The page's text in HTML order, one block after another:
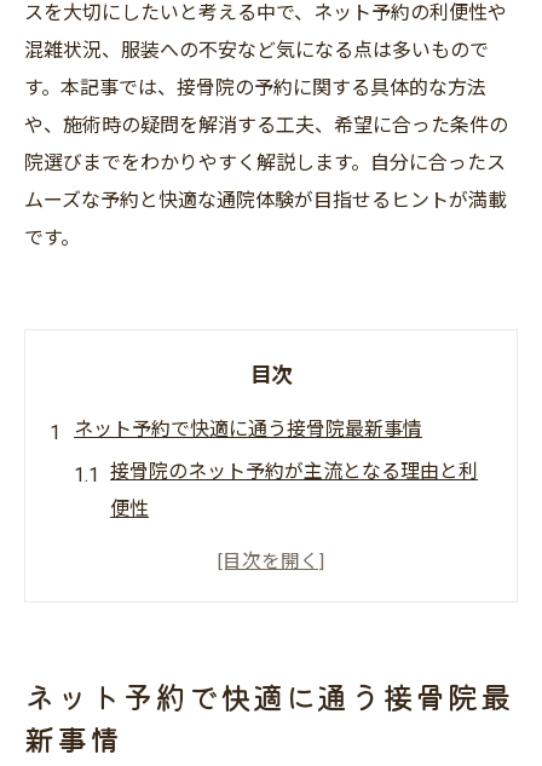
スを大切にしたいと考える中で、ネット予約の利便性や
混雑状況、服装への不安など気になる点は多いもので
す。本記事では、接骨院の予約に関する具体的な方法
や、施術時の疑問を解消する工夫、希望に合った条件の
院選びまでをわかりやすく解説します。自分に合ったス
ムーズな予約と快適な通院体験が目指せるヒントが満載
です。
目次
ネット予約で快適に通う接骨院最新事情
接骨院のネット予約が主流となる理由と利
便性
ネット予約で接骨院の混雑回避ができる仕
接骨院予約の操作方法と注意点を解説
口コミで選ぶ接骨院ネット予約の安心ポイ
ネット予約で快適に通う接骨院最
新事情